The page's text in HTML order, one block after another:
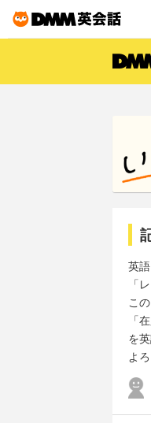
英
「
こ
「
を
よ